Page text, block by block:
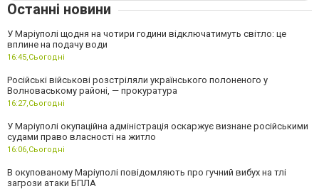
Останні новини
У Маріуполі щодня на чотири години відключатимуть світло: це
вплине на подачу води
16:45,Сьогодні
Російські військові розстріляли українського полоненого у
Волноваському районі, — прокуратура
16:27,Сьогодні
У Маріуполі окупаційна адміністрація оскаржує визнане російськими
судами право власності на житло
16:06,Сьогодні
В окупованому Маріуполі повідомляють про гучний вибух на тлі
загрози атаки БПЛА